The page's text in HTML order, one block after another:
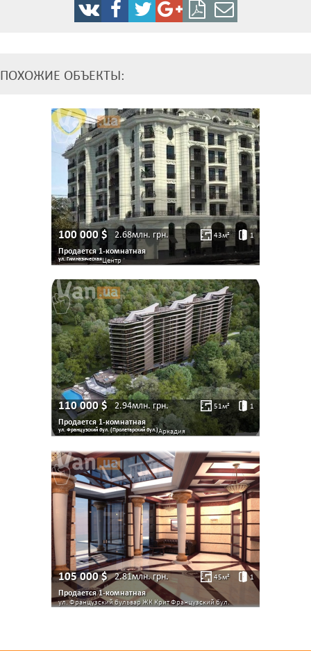
ПОХОЖИЕ ОБЪЕКТЫ:
100 000 $ 2.68млн. грн. 43м² 1
Продается 1-комнатная
ул. ГимназическаяЦентр
110 000$ 2.94млн.грн. 51м² 1
Продается 1-комнатная
ул. Французский бул. (Пролетарский бул.)Аркадия
105 000$ 2.81млн.грн. 45м² 1
Продается 1-комнатная
ул. Французский бульвар ЖК КритФранцузский бул.